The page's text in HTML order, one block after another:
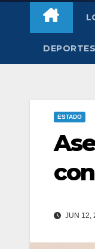
DEPORTES
ESTADO
JUN 12,